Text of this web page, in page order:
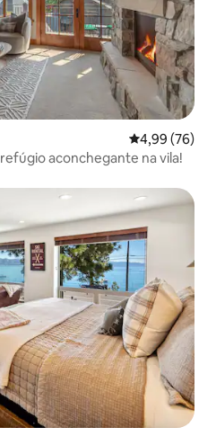
4,99 de uma
4,99 (76)
aconchegante na vila!